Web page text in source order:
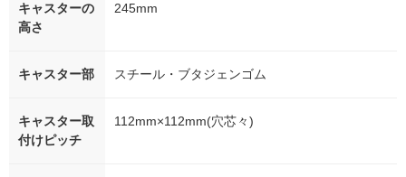
キャスターの
高さ
245mm
キャスター部 スチール・ブタジェンゴム
キャスター取
付けピッチ
112mm×112mm(穴芯々)